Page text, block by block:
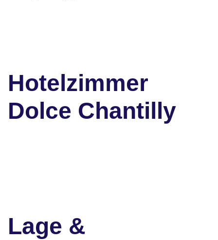
Hotelzimmer
Dolce Chantilly
Lage &